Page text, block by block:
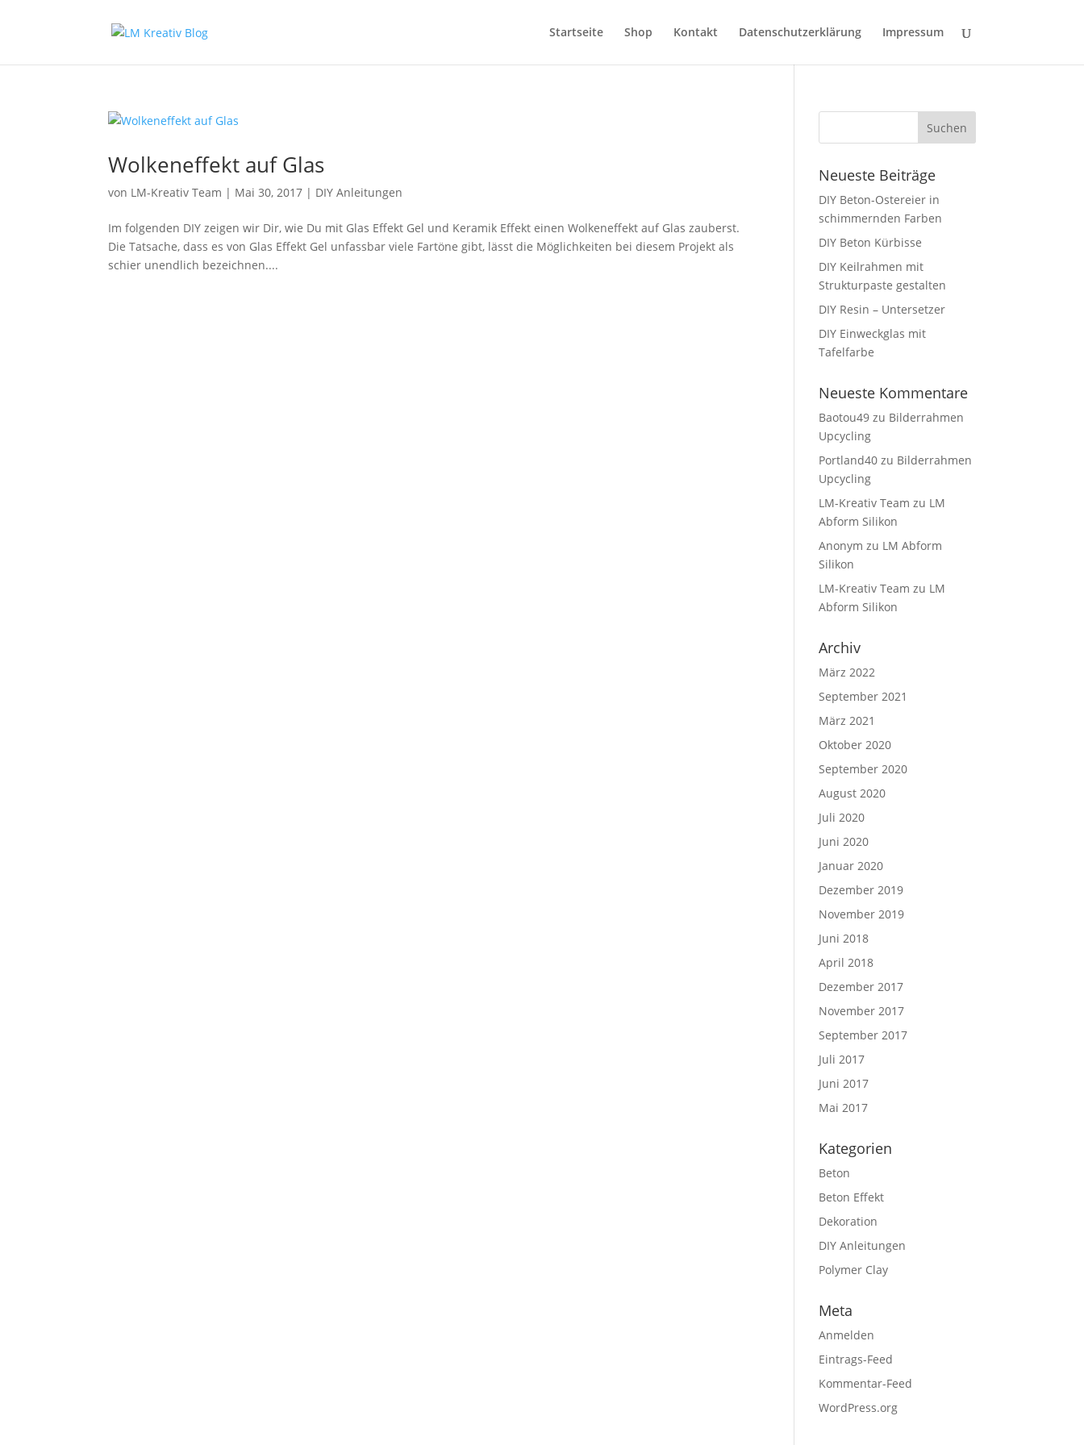
Startseite Shop Kontakt Datenschutzerklärung Impressum
Wolkeneffekt auf Glas
von LM-Kreativ Team | Mai 30, 2017 | DIY Anleitungen
Im folgenden DIY zeigen wir Dir, wie Du mit Glas Effekt Gel und Keramik Effekt einen Wolkeneffekt auf Glas zauberst.
Die Tatsache, dass es von Glas Effekt Gel unfassbar viele Fartöne gibt, lässt die Möglichkeiten bei diesem Projekt als
schier unendlich bezeichnen....
Neueste Beiträge
DIY Beton-Ostereier in
schimmernden Farben
DIY Beton Kürbisse
DIY Keilrahmen mit
Strukturpaste gestalten
DIY Resin – Untersetzer
DIY Einweckglas mit
Tafelfarbe
Neueste Kommentare
Baotou49 zu Bilderrahmen
Upcycling
Portland40 zu Bilderrahmen
Upcycling
LM-Kreativ Team zu LM
Abform Silikon
Anonym zu LM Abform
Silikon
LM-Kreativ Team zu LM
Abform Silikon
Archiv
März 2022
September 2021
März 2021
Oktober 2020
September 2020
August 2020
Juli 2020
Juni 2020
Januar 2020
Dezember 2019
November 2019
Juni 2018
April 2018
Dezember 2017
November 2017
September 2017
Juli 2017
Juni 2017
Mai 2017
Kategorien
Beton
Beton Effekt
Dekoration
DIY Anleitungen
Polymer Clay
Meta
Anmelden
Eintrags-Feed
Kommentar-Feed
WordPress.org